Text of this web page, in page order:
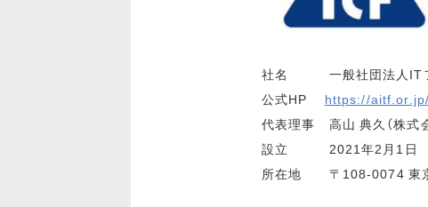
社名 一般社団法人ITフ
公式HP https://aitf.or.jp/
代表理事 高山 典久（株式
設立 2021年2月1日
所在地 〒108-0074 東京